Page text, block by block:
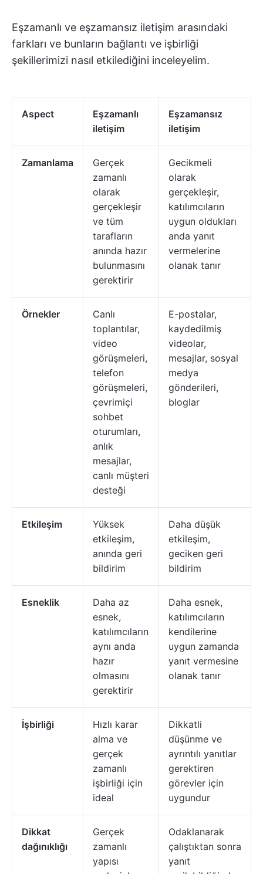
Eşzamanlı ve eşzamansız iletişim arasındaki
farkları ve bunların bağlantı ve işbirliği
şekillerimizi nasıl etkilediğini inceleyelim.
Aspect
Eşzamanlı
iletişim
Eşzamansız
iletişim
Zamanlama
Gerçek
zamanlı
olarak
gerçekleşir
ve tüm
tarafların
anında hazır
bulunmasını
gerektirir
Gecikmeli
olarak
gerçekleşir,
katılımcıların
uygun oldukları
anda yanıt
vermelerine
olanak tanır
Örnekler
Canlı
toplantılar,
video
görüşmeleri,
telefon
görüşmeleri,
çevrimiçi
sohbet
oturumları,
anlık
mesajlar,
canlı müşteri
desteği
E-postalar,
kaydedilmiş
videolar,
mesajlar, sosyal
medya
gönderileri,
bloglar
Etkileşim
Yüksek
etkileşim,
anında geri
bildirim
Daha düşük
etkileşim,
geciken geri
bildirim
Esneklik
Daha az
esnek,
katılımcıların
aynı anda
hazır
olmasını
gerektirir
Daha esnek,
katılımcıların
kendilerine
uygun zamanda
yanıt vermesine
olanak tanır
İşbirliği
Hızlı karar
alma ve
gerçek
zamanlı
işbirliği için
ideal
Dikkatli
düşünme ve
ayrıntılı yanıtlar
gerektiren
görevler için
uygundur
Dikkat
dağınıklığı
Gerçek
zamanlı
yapısı
Odaklanarak
çalıştıktan sonra
yanıt